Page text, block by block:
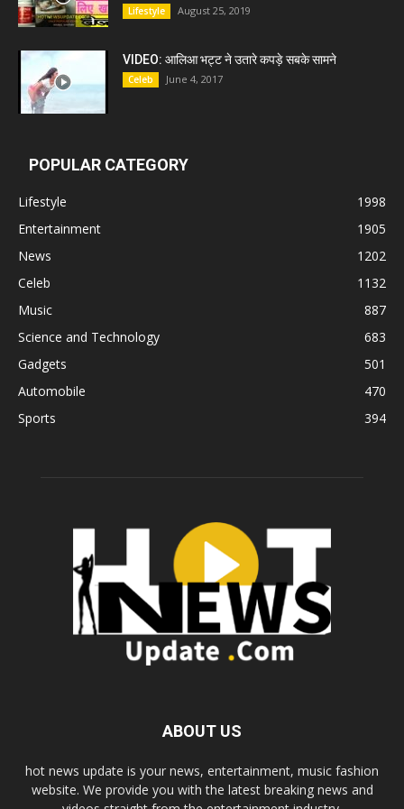
Lifestyle August 25, 2019
VIDEO: आलिआ भट्ट ने उतारे कपड़े सबके सामने
Celeb June 4, 2017
POPULAR CATEGORY
Lifestyle
1998
Entertainment
1905
News
1202
Celeb
1132
Music
887
Science and Technology
683
Gadgets
501
Automobile
470
Sports
394
ABOUT US
hot news update is your news, entertainment, music fashion
website. We provide you with the latest breaking news and